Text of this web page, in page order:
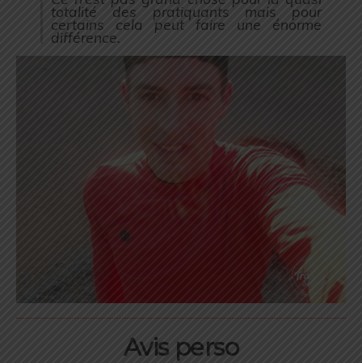
totalité des pratiquants mais pour
certains cela peut faire une énorme
différence.
Avis perso